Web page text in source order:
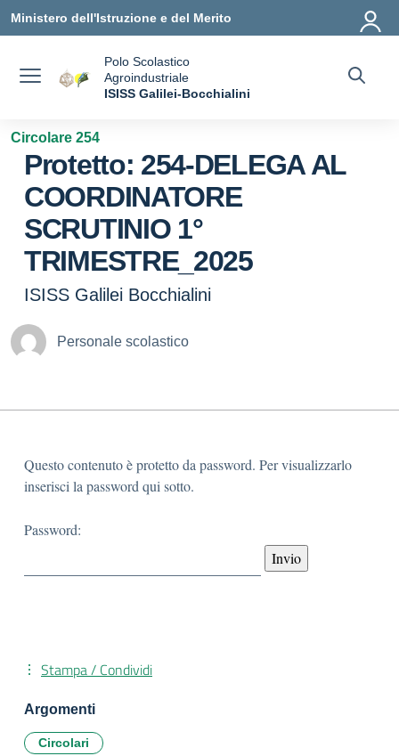
Vai ai contenuti
Vai al menu di navigazione
Vai al footer
Ministero dell'Istruzione e del Merito
Polo Scolastico
Agroindustriale
ISISS Galilei-Bocchialini
Circolare 254
Protetto: 254-DELEGA AL
COORDINATORE
SCRUTINIO 1°
TRIMESTRE_2025
ISISS Galilei Bocchialini
Personale scolastico
Questo contenuto è protetto da password. Per visualizzarlo
inserisci la password qui sotto.
Password:
Stampa / Condividi
Argomenti
Circolari